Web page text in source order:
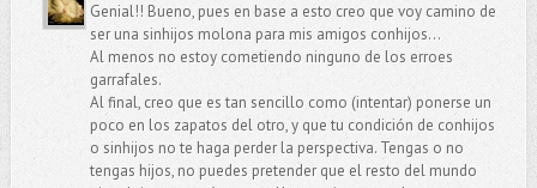
Genial!! Bueno, pues en base a esto creo que voy camino de
ser una sinhijos molona para mis amigos conhijos...
Al menos no estoy cometiendo ninguno de los erroes
garrafales.
Al final, creo que es tan sencillo como (intentar) ponerse un
poco en los zapatos del otro, y que tu condición de conhijos
o sinhijos no te haga perder la perspectiva. Tengas o no
tengas hijos, no puedes pretender que el resto del mundo